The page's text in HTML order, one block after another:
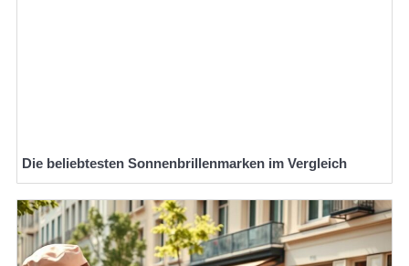
Die beliebtesten Sonnenbrillenmarken im Vergleich